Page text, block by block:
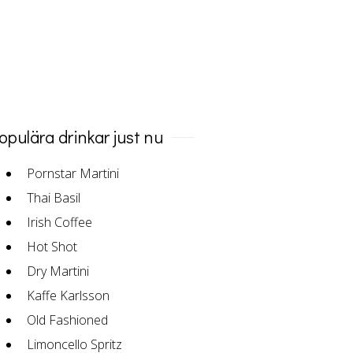
drinkar just nu
Pornstar Martini
Thai Basil
Irish Coffee
Hot Shot
Dry Martini
Kaffe Karlsson
Old Fashioned
Limoncello Spritz